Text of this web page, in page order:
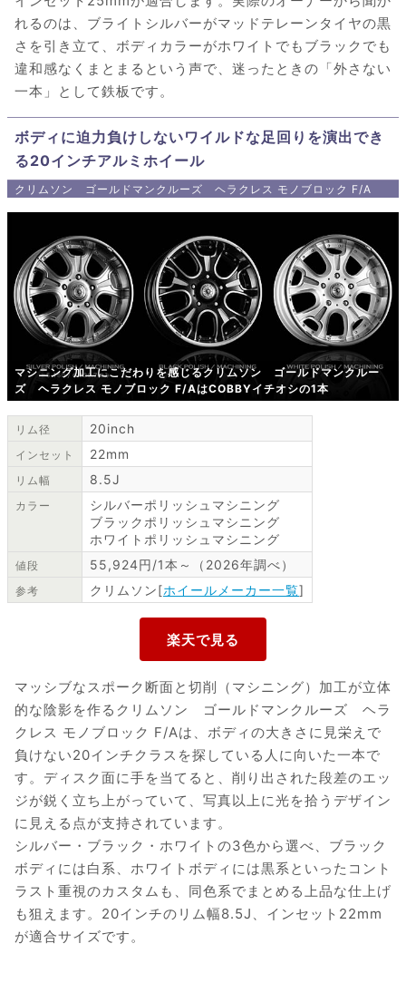
れるのは、ブライトシルバーがマッドテレーンタイヤの黒
さを引き立て、ボディカラーがホワイトでもブラックでも
違和感なくまとまるという声で、迷ったときの「外さない
一本」として鉄板です。
ボディに迫力負けしないワイルドな足回りを演出でき
る20インチアルミホイール
クリムソン ゴールドマンクルーズ ヘラクレス モノブロック F/A
マシニング加工にこだわりを感じるクリムソン ゴールドマンクルー
ズ ヘラクレス モノブロック F/AはCOBBYイチオシの1本
リム径 20inch
インセット 22mm
リム幅 8.5J
カラー
シルバーポリッシュマシニング
ブラックポリッシュマシニング
ホワイトポリッシュマシニング
値段 55,924円/1本～（2026年調べ）
参考 クリムソン[ホイールメーカー一覧]
マッシブなスポーク断面と切削（マシニング）加工が立体
的な陰影を作るクリムソン ゴールドマンクルーズ ヘラ
クレス モノブロック F/Aは、ボディの大きさに見栄えで
負けない20インチクラスを探している人に向いた一本で
す。ディスク面に手を当てると、削り出された段差のエッ
ジが鋭く立ち上がっていて、写真以上に光を拾うデザイン
に見える点が支持されています。
シルバー・ブラック・ホワイトの3色から選べ、ブラック
ボディには白系、ホワイトボディには黒系といったコント
ラスト重視のカスタムも、同色系でまとめる上品な仕上げ
も狙えます。20インチのリム幅8.5J、インセット22mm
が適合サイズです。